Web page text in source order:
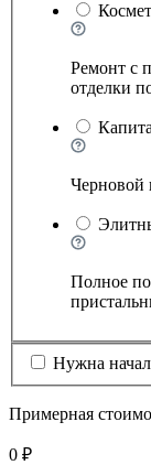
Ремонт с
отделки
Черновой
Полное
Нужна
Примерная
0 ₽